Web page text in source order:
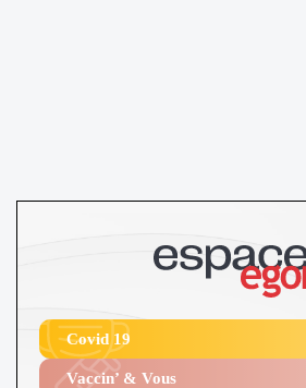
Covid 19
Vaccin’ & Vous